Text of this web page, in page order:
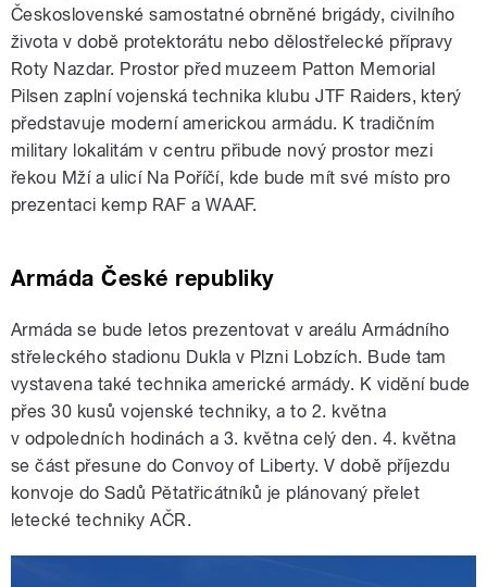
Československé samostatné obrněné brigády, civilního
života v době protektorátu nebo dělostřelecké přípravy
Roty Nazdar. Prostor před muzeem Patton Memorial
Pilsen zaplní vojenská technika klubu JTF Raiders, který
představuje moderní americkou armádu. K tradičním
military lokalitám v centru přibude nový prostor mezi
řekou Mží a ulicí Na Poříčí, kde bude mít své místo pro
prezentaci kemp RAF a WAAF.
Armáda České republiky
Armáda se bude letos prezentovat v areálu Armádního
střeleckého stadionu Dukla v Plzni Lobzích. Bude tam
vystavena také technika americké armády. K vidění bude
přes 30 kusů vojenské techniky, a to 2. května
v odpoledních hodinách a 3. května celý den. 4. května
se část přesune do Convoy of Liberty. V době příjezdu
konvoje do Sadů Pětatřicátníků je plánovaný přelet
letecké techniky AČR.